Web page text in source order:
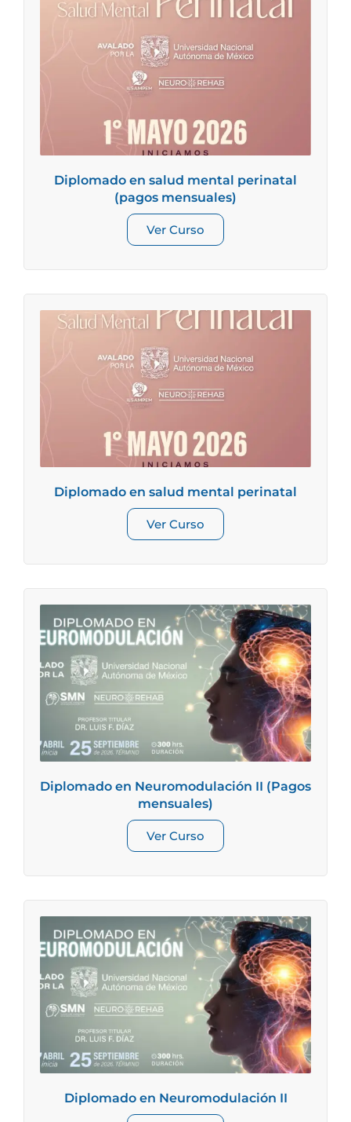
Diplomado en salud mental perinatal
(pagos mensuales)
Ver Curso
Diplomado en salud mental perinatal
Ver Curso
Diplomado en Neuromodulación II (Pagos
mensuales)
Ver Curso
Diplomado en Neuromodulación II